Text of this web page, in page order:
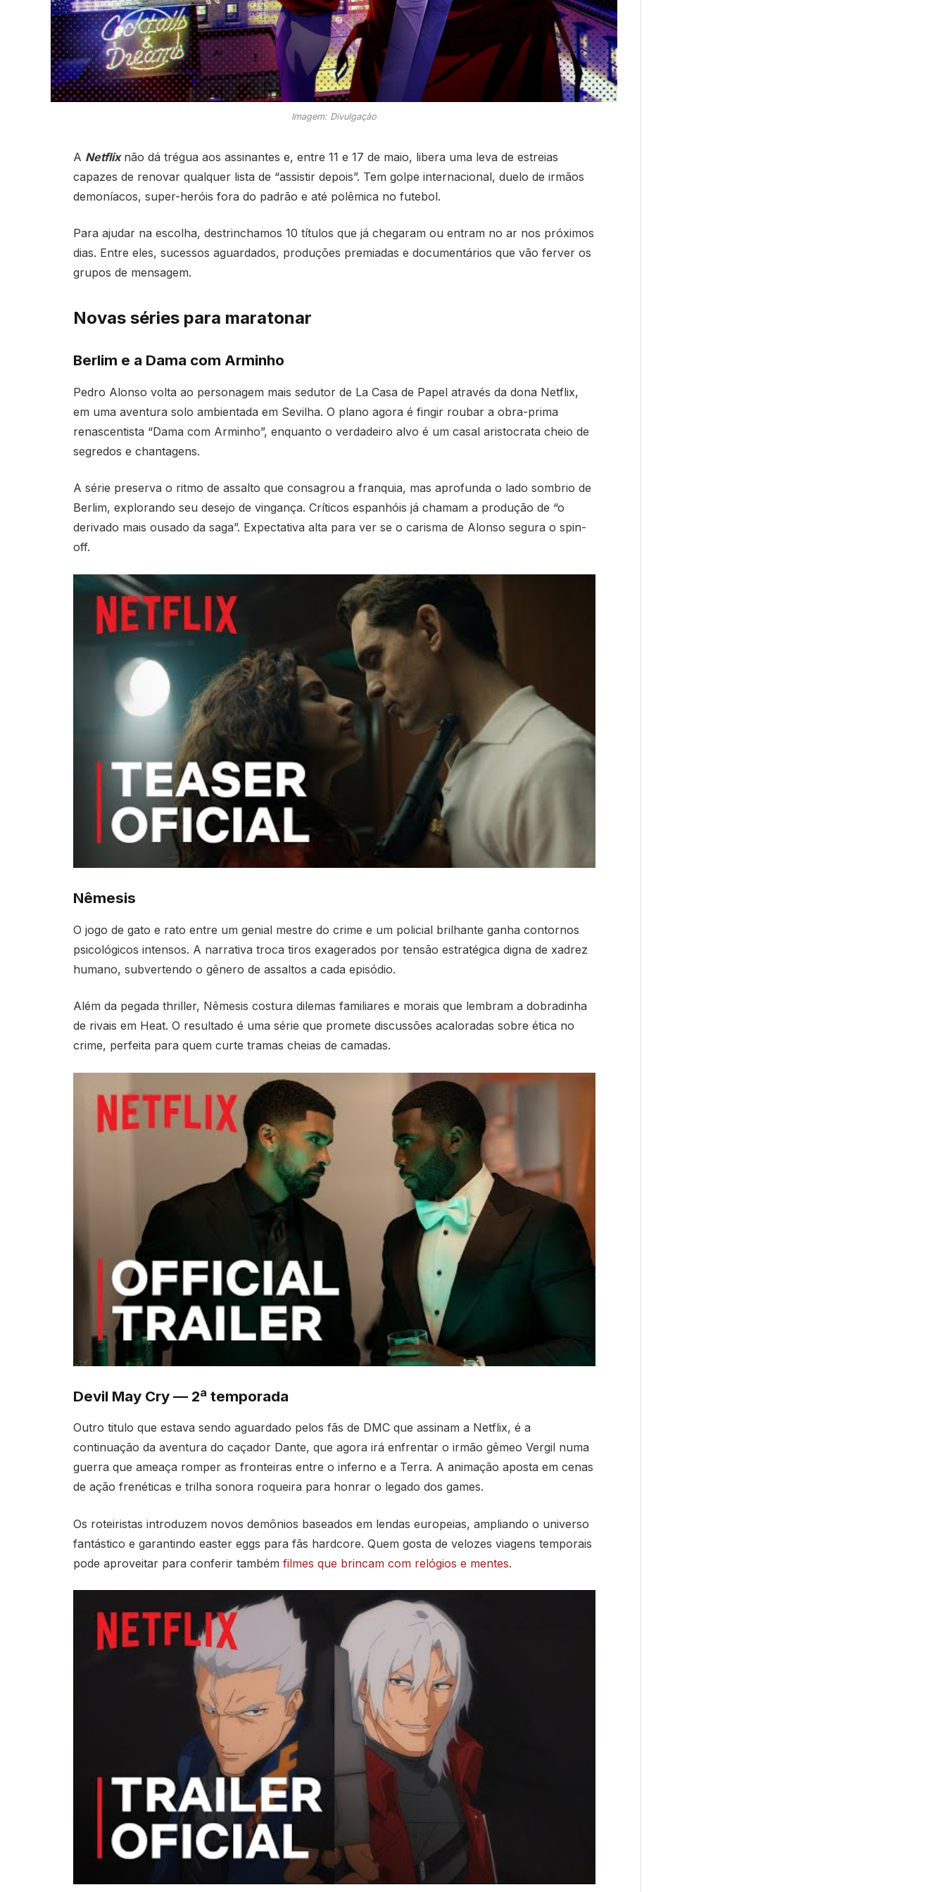
Imagem: Divulgação
A Netflixnão dá trégua aos assinantes e, entre 11 e 17 de maio, libera uma leva de estreias
capazes de renovar qualquer lista de “assistir depois”. Tem golpe internacional, duelo de irmãos
demoníacos, super-heróis fora do padrão e até polêmica no futebol.
Para ajudar na escolha, destrinchamos 10 títulos que já chegaram ou entram no ar nos próximos
dias. Entre eles, sucessos aguardados, produções premiadas e documentários que vão ferver os
grupos de mensagem.
Novas séries para maratonar
Berlim e a Dama com Arminho
Pedro Alonso volta ao personagem mais sedutor de La Casa de Papel através da dona Netflix,
em uma aventura solo ambientada em Sevilha. O plano agora é fingir roubar a obra-prima
renascentista “Dama com Arminho”, enquanto o verdadeiro alvo é um casal aristocrata cheio de
segredos e chantagens.
A série preserva o ritmo de assalto que consagrou a franquia, mas aprofunda o lado sombrio de
Berlim, explorando seu desejo de vingança. Críticos espanhóis já chamam a produção de “o
derivado mais ousado da saga”. Expectativa alta para ver se o carisma de Alonso segura o spin-
off.
Nêmesis
O jogo de gato e rato entre um genial mestre do crime e um policial brilhante ganha contornos
psicológicos intensos. A narrativa troca tiros exagerados por tensão estratégica digna de xadrez
humano, subvertendo o gênero de assaltos a cada episódio.
Além da pegada thriller, Nêmesis costura dilemas familiares e morais que lembram a dobradinha
de rivais em Heat. O resultado é uma série que promete discussões acaloradas sobre ética no
crime, perfeita para quem curte tramas cheias de camadas.
Devil May Cry — 2ª temporada
Outro titulo que estava sendo aguardado pelos fãs de DMC que assinam a Netflix, é a
continuação da aventura do caçador Dante, que agora irá enfrentar o irmão gêmeo Vergil numa
guerra que ameaça romper as fronteiras entre o inferno e a Terra. A animação aposta em cenas
de ação frenéticas e trilha sonora roqueira para honrar o legado dos games.
Os roteiristas introduzem novos demônios baseados em lendas europeias, ampliando o universo
fantástico e garantindo easter eggs para fãs hardcore. Quem gosta de velozes viagens temporais
pode aproveitar para conferir também filmes que brincam com relógios e mentes.